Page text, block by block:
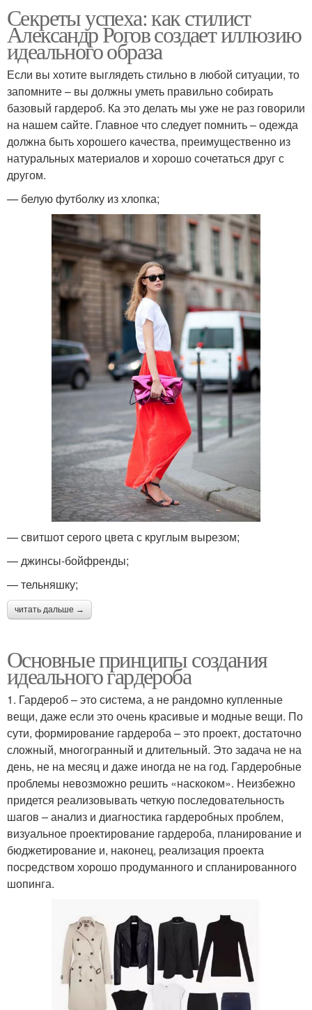
Секреты успеха: как стилист
Александр Рогов создает иллюзию
идеального образа
Если вы хотите выглядеть стильно в любой ситуации, то
запомните – вы должны уметь правильно собирать
базовый гардероб. Ка это делать мы уже не раз говорили
на нашем сайте. Главное что следует помнить – одежда
должна быть хорошего качества, преимущественно из
натуральных материалов и хорошо сочетаться друг с
другом.
— белую футболку из хлопка;
— свитшот серого цвета с круглым вырезом;
— джинсы-бойфренды;
— тельняшку;
читать дальше →
Основные принципы создания
идеального гардероба
1. Гардероб – это система, а не рандомно купленные
вещи, даже если это очень красивые и модные вещи. По
сути, формирование гардероба – это проект, достаточно
сложный, многогранный и длительный. Это задача не на
день, не на месяц и даже иногда не на год. Гардеробные
проблемы невозможно решить «наскоком». Неизбежно
придется реализовывать четкую последовательность
шагов – анализ и диагностика гардеробных проблем,
визуальное проектирование гардероба, планирование и
бюджетирование и, наконец, реализация проекта
посредством хорошо продуманного и спланированного
шопинга.